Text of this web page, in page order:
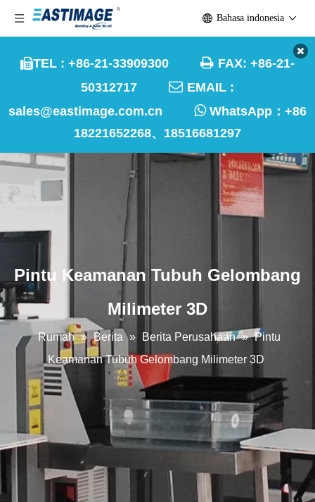
TEL : +86-21-33909300  FAX: +86-21-
50312717  EMAIL :
sales@eastimage.com.cn
WhatsApp： +86
18221652268、18516681297
Bahasa indonesia
Pintu Keamanan Tubuh Gelombang
Milimeter 3D
Rumah » Berita » Berita Perusahaan » Pintu
Keamanan Tubuh Gelombang Milimeter 3D